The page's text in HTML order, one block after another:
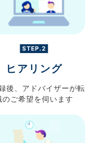
STEP.2
ヒアリング
後、 アドバイザーが転
のご希望を伺います